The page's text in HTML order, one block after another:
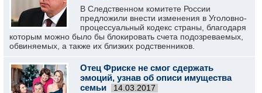
В Следственном комитете России
предложили внести изменения в Уголовно-
процессуальный кодекс страны, благодаря
которым можно было бы блокировать счета подозреваемых,
обвиняемых, а также их близких родственников.
Отец Фриске не смог сдержать
эмоций, узнав об описи имущества
семьи
14.03.2017